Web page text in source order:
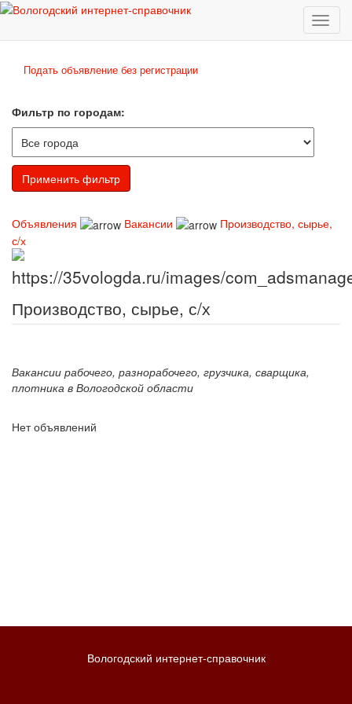
Подать объявление без регистрации
Фильтр по городам:
Объявления Вакансии
Производство, сырье,
с/х
Производство, сырье, с/х
Вакансии рабочего, разнорабочего, грузчика, сварщика,
плотника в Вологодской области
Нет объявлений
Вологодский интернет-справочник